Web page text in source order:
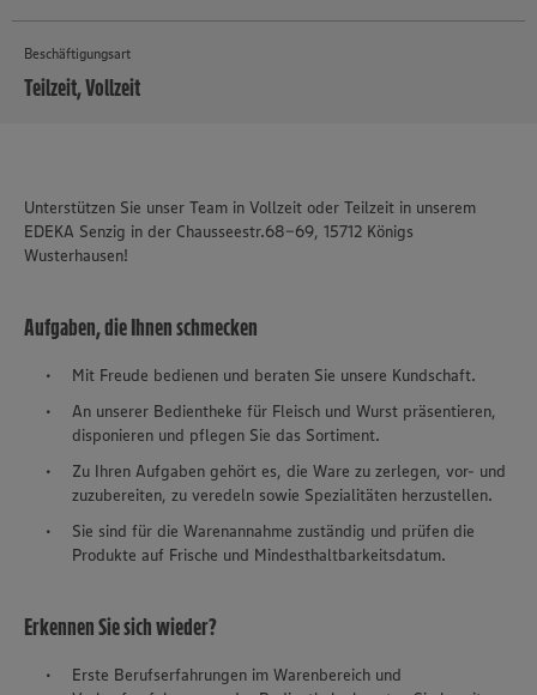
Beschäftigungsart
Teilzeit, Vollzeit
Unterstützen Sie unser Team in Vollzeit oder Teilzeit in unserem
EDEKA Senzig in der Chausseestr.68-69, 15712 Königs
Wusterhausen!
Aufgaben, die Ihnen schmecken
Mit Freude bedienen und beraten Sie unsere Kundschaft.
An unserer Bedientheke für Fleisch und Wurst präsentieren,
disponieren und pflegen Sie das Sortiment.
Zu Ihren Aufgaben gehört es, die Ware zu zerlegen, vor- und
zuzubereiten, zu veredeln sowie Spezialitäten herzustellen.
Sie sind für die Warenannahme zuständig und prüfen die
Produkte auf Frische und Mindesthaltbarkeitsdatum.
Erkennen Sie sich wieder?
Erste Berufserfahrungen im Warenbereich und